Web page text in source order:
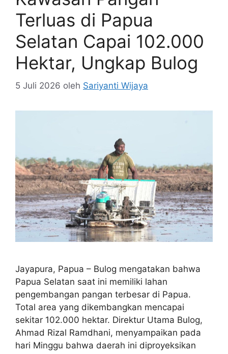
Terluas di Papua
Selatan Capai 102.000
Hektar, Ungkap Bulog
5 Juli 2026 oleh Sariyanti Wijaya
Jayapura, Papua – Bulog mengatakan bahwa
Papua Selatan saat ini memiliki lahan
pengembangan pangan terbesar di Papua.
Total area yang dikembangkan mencapai
sekitar 102.000 hektar. Direktur Utama Bulog,
Ahmad Rizal Ramdhani, menyampaikan pada
hari Minggu bahwa daerah ini diproyeksikan